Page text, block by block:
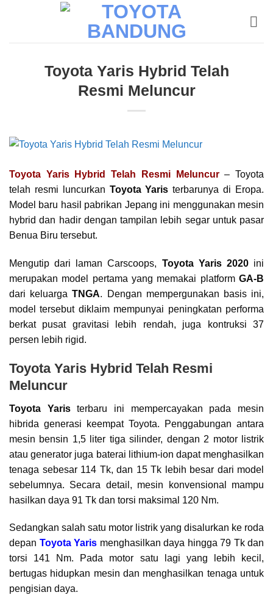
Toyota Yaris Hybrid Telah
Resmi Meluncur
Toyota Yaris Hybrid Telah Resmi Meluncur – Toyota
telah resmi luncurkan Toyota Yaris terbarunya di Eropa.
Model baru hasil pabrikan Jepang ini menggunakan mesin
hybrid dan hadir dengan tampilan lebih segar untuk pasar
Benua Biru tersebut.
Mengutip dari laman Carscoops, Toyota Yaris 2020ini
merupakan model pertama yang memakai platform GA-B
dari keluargaTNGA. Dengan mempergunakan basis ini,
model tersebut diklaim mempunyai peningkatan performa
berkat pusat gravitasi lebih rendah, juga kontruksi 37
persen lebih rigid.
Toyota Yaris Hybrid Telah Resmi
Meluncur
Toyota Yaristerbaru ini mempercayakan pada mesin
hibrida generasi keempat Toyota. Penggabungan antara
mesin bensin 1,5 liter tiga silinder, dengan 2 motor listrik
atau generator juga baterai lithium-ion dapat menghasilkan
tenaga sebesar 114 Tk, dan 15 Tk lebih besar dari model
sebelumnya. Secara detail, mesin konvensional mampu
hasilkan daya 91 Tk dan torsi maksimal 120 Nm.
Sedangkan salah satu motor listrik yang disalurkan ke roda
depan Toyota Yaris menghasilkan daya hingga 79 Tk dan
torsi 141 Nm. Pada motor satu lagi yang lebih kecil,
bertugas hidupkan mesin dan menghasilkan tenaga untuk
pengisian daya.